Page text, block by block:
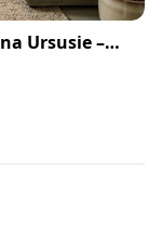
Ursusie –